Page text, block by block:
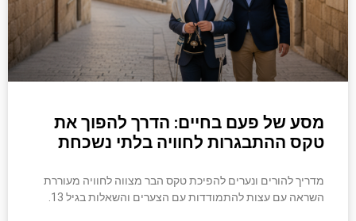
מסע של פעם בחיים: הדרך להפוך את
טקס ההתבגרות לחוויה בלתי נשכחת
מדריך להורים ונערים להפיכת טקס הבר מצווה לחוויה מעוררת
השראה עם עצות להתמודדות עם הצערים והשאלות בגיל 13.